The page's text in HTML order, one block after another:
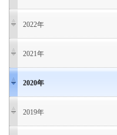
2022年
2021年
2020年
2019年